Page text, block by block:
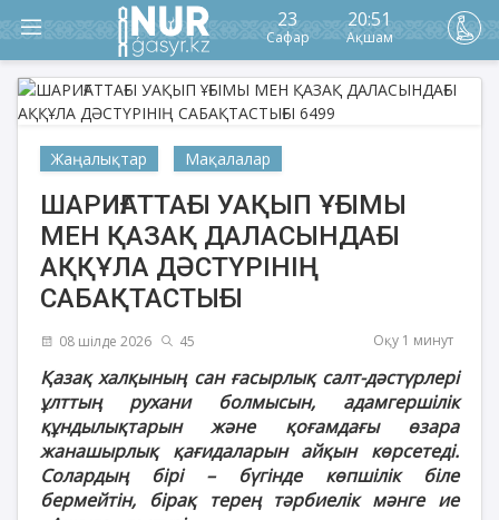
23
Сафар
20:51
Ақшам
Жаңалықтар Мақалалар
ШАРИҒАТТАҒЫ УАҚЫП ҰҒЫМЫ
МЕН ҚАЗАҚ ДАЛАСЫНДАҒЫ
АҚҚҰЛА ДӘСТҮРІНІҢ
САБАҚТАСТЫҒЫ
08 шілде 2026 45 Оқу 1 минут
Қазақ халқының сан ғасырлық салт-дәстүрлері
ұлттың рухани болмысын, адамгершілік
құндылықтарын және қоғамдағы өзара
жанашырлық қағидаларын айқын көрсетеді.
Солардың бірі – бүгінде көпшілік біле
бермейтін, бірақ терең тәрбиелік мәнге ие